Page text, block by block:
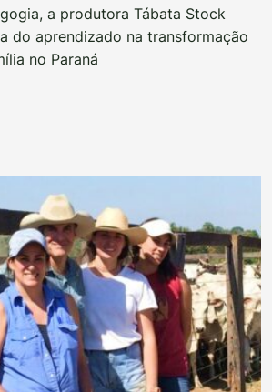
a produtora Tábata Stock
do aprendizado na transformação
no Paraná